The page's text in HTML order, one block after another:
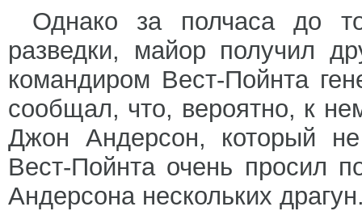
Однако за полчаса до
разведки, майор получил
командиром Вест-Пойнта
сообщал, что, вероятно, к
Джон Андерсон, который
Вест-Пойнта очень просил
Андерсона нескольких